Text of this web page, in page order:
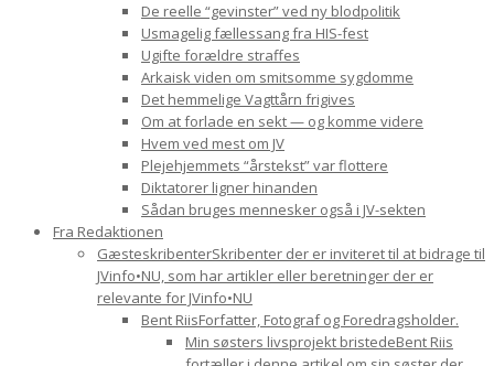
De reelle “gevinster” ved ny blodpolitik
Usmagelig fællessang fra HIS-fest
Ugifte forældre straffes
Arkaisk viden om smitsomme sygdomme
Det hemmelige Vagttårn frigives
Om at forlade en sekt — og komme videre
Hvem ved mest om JV
Plejehjemmets “årstekst” var flottere
Diktatorer ligner hinanden
Sådan bruges mennesker også i JV-sekten
Fra Redaktionen
GæsteskribenterSkribenter der er inviteret til at bidrage til
JVinfo•NU, som har artikler eller beretninger der er
relevante for JVinfo•NU
Bent RiisForfatter, Fotograf og Foredragsholder.
Min søsters livsprojekt bristedeBent Riis